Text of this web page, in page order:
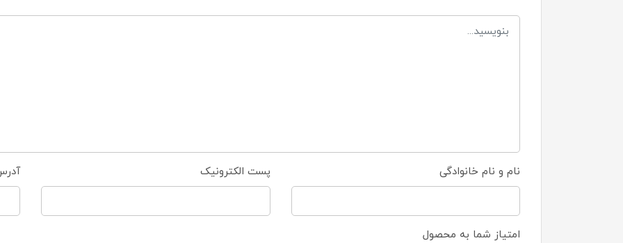
نام و نام خانوادگی پست الکترونیک
امتیاز شما به محصول